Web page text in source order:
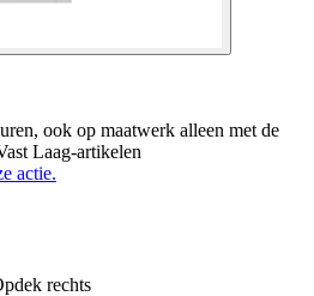
ook op maatwerk alleen met de
Laag-artikelen
actie.
rechts